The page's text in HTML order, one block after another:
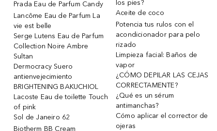
Prada Eau de Parfum Candy
Lancôme Eau de Parfum La
vie est belle
Serge Lutens Eau de Parfum
Collection Noire Ambre
Sultan
Dermocracy Suero
antienvejecimiento
BRIGHTENING BAKUCHIOL
Lacoste Eau de toilette Touch
of pink
Sol de Janeiro 62
Biotherm BB Cream
los pies?
Aceite de coco
Potencia tus rulos con el
acondicionador para pelo
rizado
Limpieza facial: Baños de
vapor
¿CÓMO DEPILAR LAS CEJAS
CORRECTAMENTE?
¿Qué es un sérum
antimanchas?
Cómo aplicar el corrector de
ojeras